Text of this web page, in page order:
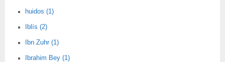
huidos (1)
Iblís (2)
Ibn Zuhr (1)
Ibrahim Bey (1)